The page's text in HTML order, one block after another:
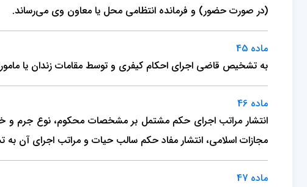
(در صورت حضور) و فرمانده انتظامی محل یا معاون وی می‌رساند.
ماده 45
به تشخیص قاضی اجرای احکام کیفری و توسط مقامات زندان یا
ماده 46
مجازات اسلامی، انتشار مفاد حکم سالب حیات و مراتب اجرای
ماده 47